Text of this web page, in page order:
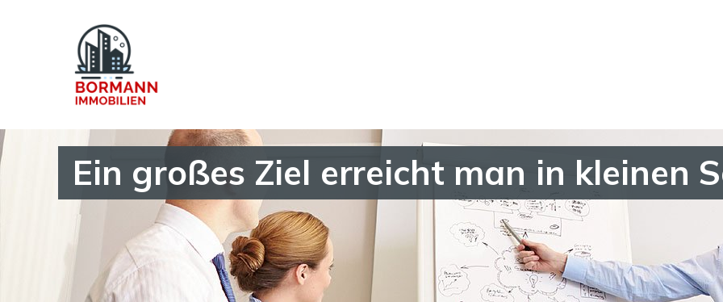
Ein großes Ziel erreicht man in kleinen